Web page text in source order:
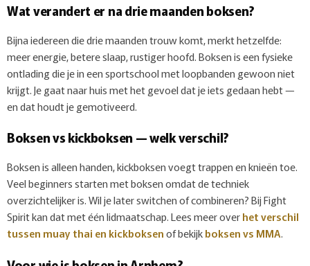
Wat verandert er na drie maanden boksen?
Bijna iedereen die drie maanden trouw komt, merkt hetzelfde:
meer energie, betere slaap, rustiger hoofd. Boksen is een fysieke
ontlading die je in een sportschool met loopbanden gewoon niet
krijgt. Je gaat naar huis met het gevoel dat je iets gedaan hebt —
en dat houdt je gemotiveerd.
Boksen vs kickboksen — welk verschil?
Boksen is alleen handen, kickboksen voegt trappen en knieën toe.
Veel beginners starten met boksen omdat de techniek
overzichtelijker is. Wil je later switchen of combineren? Bij Fight
Spirit kan dat met één lidmaatschap. Lees meer overhet verschil
tussen muay thai en kickboksenof bekijkboksen vs MMA.